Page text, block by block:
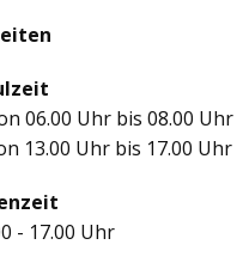
06.00 Uhr bis 08.00 Uhr
13.00 Uhr bis 17.00 Uhr
- 17.00 Uhr